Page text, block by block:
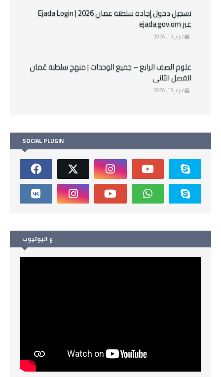
تسجيل دخول إجادة سلطنة عمان 2026 | Ejada Login
عبر ejada.gov.om
فبراير 13, 2026
علوم الصف الرابع – جميع الوحدات | منهج سلطنة عُمان
الفصل الثاني
فبراير 13, 2026
SOCIAL PLUGIN
ع اليوتيوب